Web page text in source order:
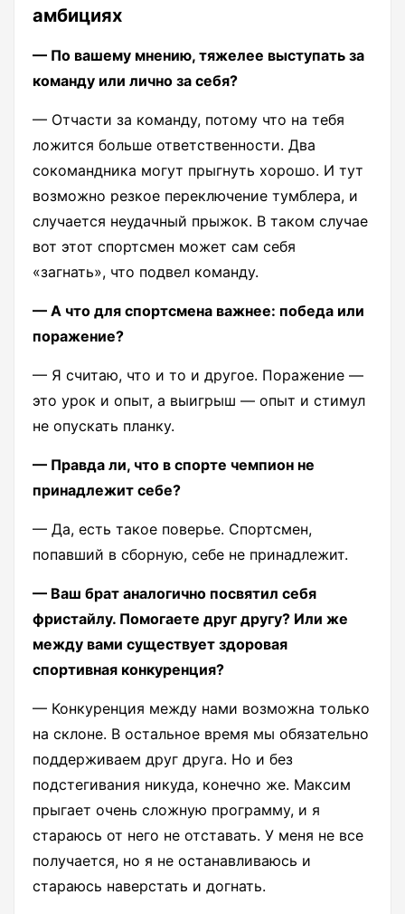
амбициях
— По вашему мнению, тяжелее выступать за
команду или лично за себя?
— Отчасти за команду, потому что на тебя
ложится больше ответственности. Два
сокомандника могут прыгнуть хорошо. И тут
возможно резкое переключение тумблера, и
случается неудачный прыжок. В таком случае
вот этот спортсмен может сам себя
«загнать», что подвел команду.
— А что для спортсмена важнее: победа или
поражение?
— Я считаю, что и то и другое. Поражение —
это урок и опыт, а выигрыш — опыт и стимул
не опускать планку.
— Правда ли, что в спорте чемпион не
принадлежит себе?
— Да, есть такое поверье. Спортсмен,
попавший в сборную, себе не принадлежит.
— Ваш брат аналогично посвятил себя
фристайлу. Помогаете друг другу? Или же
между вами существует здоровая
спортивная конкуренция?
— Конкуренция между нами возможна только
на склоне. В остальное время мы обязательно
поддерживаем друг друга. Но и без
подстегивания никуда, конечно же. Максим
прыгает очень сложную программу, и я
стараюсь от него не отставать. У меня не все
получается, но я не останавливаюсь и
стараюсь наверстать и догнать.